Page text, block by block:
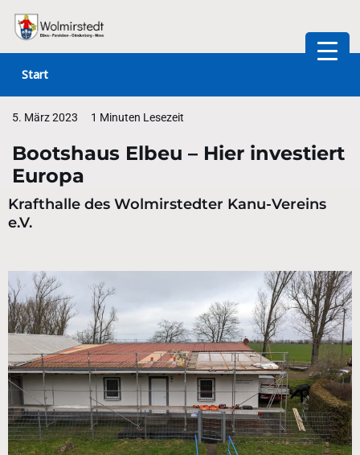
Zum
springen
Start
5. März 2023 1 Minuten Lesezeit
Bootshaus Elbeu – Hier investiert
Europa
Krafthalle des Wolmirstedter Kanu-Vereins
e.V.